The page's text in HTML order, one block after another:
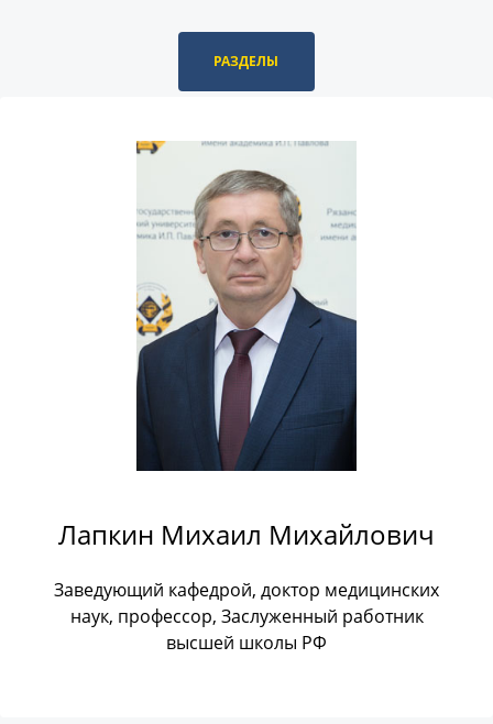
РАЗДЕЛЫ
Лапкин Михаил Михайлович
Заведующий кафедрой, доктор медицинских
наук, профессор, Заслуженный работник
высшей школы РФ